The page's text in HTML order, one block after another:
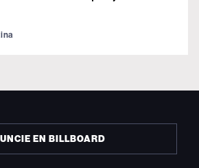
EN BILLBOARD